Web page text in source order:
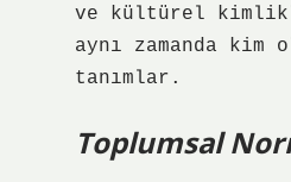
ve kültürel
aynı zamanda kim
tanımlar.
Toplumsal